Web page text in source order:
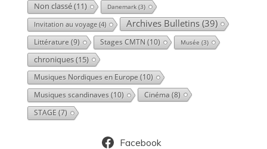
Non classé(11) Danemark(3)
Invitation au voyage(4) Archives Bulletins(39)
Littérature (9) Stages CMTN (10) Musée (3)
chroniques(15)
Musiques Nordiques en Europe (10)
Musiques scandinaves (10) Cinéma (8)
STAGE (7)
Facebook